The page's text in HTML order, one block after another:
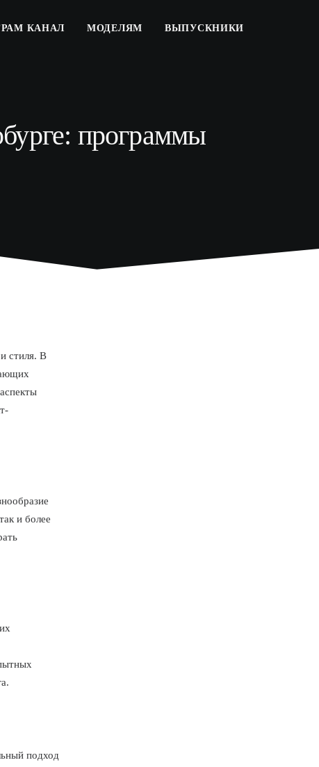
КАНАЛ МОДЕЛЯМ ВЫПУСКНИКИ
программы
стиля. В
и более
подход